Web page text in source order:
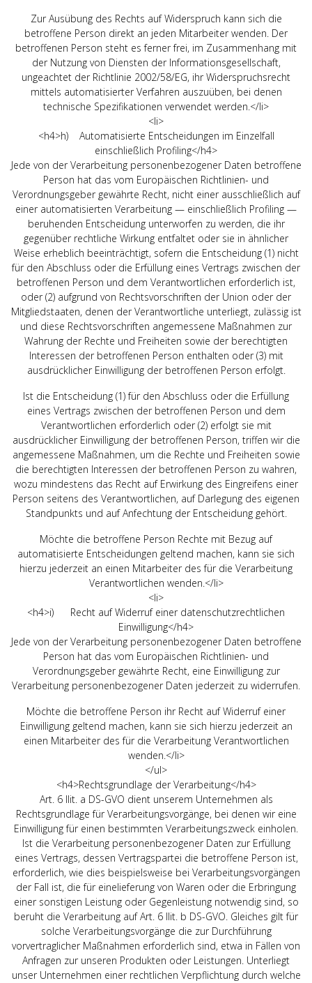
Zur Ausübung des Rechts auf Widerspruch kann sich die
betroffene Person direkt an jeden Mitarbeiter wenden. Der
betroffenen Person steht es ferner frei, im Zusammenhang mit
der Nutzung von Diensten der Informationsgesellschaft,
ungeachtet der Richtlinie 2002/58/EG, ihr Widerspruchsrecht
mittels automatisierter Verfahren auszuüben, bei denen
technische Spezifikationen verwendet werden.</li>
<li>
<h4>h) Automatisierte Entscheidungen im Einzelfall
einschließlich Profiling</h4>
Jede von der Verarbeitung personenbezogener Daten betroffene
Person hat das vom Europäischen Richtlinien- und
Verordnungsgeber gewährte Recht, nicht einer ausschließlich auf
einer automatisierten Verarbeitung — einschließlich Profiling —
beruhenden Entscheidung unterworfen zu werden, die ihr
gegenüber rechtliche Wirkung entfaltet oder sie in ähnlicher
Weise erheblich beeinträchtigt, sofern die Entscheidung (1) nicht
für den Abschluss oder die Erfüllung eines Vertrags zwischen der
betroffenen Person und dem Verantwortlichen erforderlich ist,
oder (2) aufgrund von Rechtsvorschriften der Union oder der
Mitgliedstaaten, denen der Verantwortliche unterliegt, zulässig ist
und diese Rechtsvorschriften angemessene Maßnahmen zur
Wahrung der Rechte und Freiheiten sowie der berechtigten
Interessen der betroffenen Person enthalten oder (3) mit
ausdrücklicher Einwilligung der betroffenen Person erfolgt.
Ist die Entscheidung (1) für den Abschluss oder die Erfüllung
eines Vertrags zwischen der betroffenen Person und dem
Verantwortlichen erforderlich oder (2) erfolgt sie mit
ausdrücklicher Einwilligung der betroffenen Person, triffen wir die
angemessene Maßnahmen, um die Rechte und Freiheiten sowie
die berechtigten Interessen der betroffenen Person zu wahren,
wozu mindestens das Recht auf Erwirkung des Eingreifens einer
Person seitens des Verantwortlichen, auf Darlegung des eigenen
Standpunkts und auf Anfechtung der Entscheidung gehört.
Möchte die betroffene Person Rechte mit Bezug auf
automatisierte Entscheidungen geltend machen, kann sie sich
hierzu jederzeit an einen Mitarbeiter des für die Verarbeitung
Verantwortlichen wenden.</li>
<li>
<h4>i) Recht auf Widerruf einer datenschutzrechtlichen
Einwilligung</h4>
Jede von der Verarbeitung personenbezogener Daten betroffene
Person hat das vom Europäischen Richtlinien- und
Verordnungsgeber gewährte Recht, eine Einwilligung zur
Verarbeitung personenbezogener Daten jederzeit zu widerrufen.
Möchte die betroffene Person ihr Recht auf Widerruf einer
Einwilligung geltend machen, kann sie sich hierzu jederzeit an
einen Mitarbeiter des für die Verarbeitung Verantwortlichen
wenden.</li>
</ul>
<h4>Rechtsgrundlage der Verarbeitung</h4>
Art. 6 Ilit. a DS-GVO dient unserem Unternehmen als
Rechtsgrundlage für Verarbeitungsvorgänge, bei denen wir eine
Einwilligung für einen bestimmten Verarbeitungszweck einholen.
Ist die Verarbeitung personenbezogener Daten zur Erfüllung
eines Vertrags, dessen Vertragspartei die betroffene Person ist,
erforderlich, wie dies beispielsweise bei Verarbeitungsvorgängen
der Fall ist, die für einelieferung von Waren oder die Erbringung
einer sonstigen Leistung oder Gegenleistung notwendig sind, so
beruht die Verarbeitung auf Art. 6 Ilit. b DS-GVO. Gleiches gilt für
solche Verarbeitungsvorgänge die zur Durchführung
vorvertraglicher Maßnahmen erforderlich sind, etwa in Fällen von
Anfragen zur unseren Produkten oder Leistungen. Unterliegt
unser Unternehmen einer rechtlichen Verpflichtung durch welche